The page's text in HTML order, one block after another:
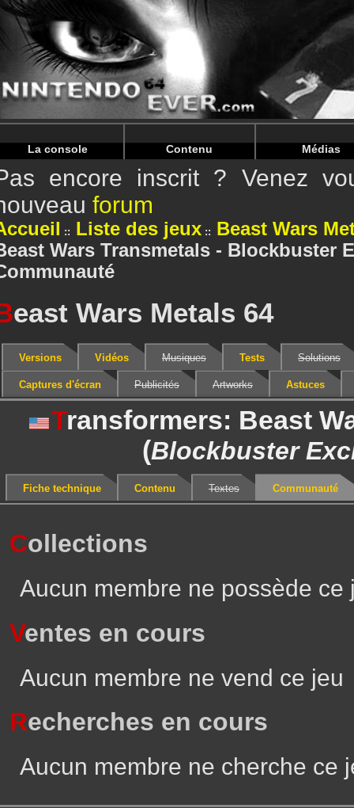
Warning: Undefined array key "HTTP_REFERER" in /
Warning: Undefined array key "HTTP_REFERER" in /
La console Contenu Médias
encore inscrit ? Venez
forum
Liste des jeux
Beast Wars
Wars Transmetals - Blockbuster
east Wars Metals 64
Versions Vidéos Musiques Tests Solutions
Captures d'écran Publicités Artworks Astuces
Transformers: Beast
(Blockbuster
Fiche technique Contenu Textes Communauté
Collections
Aucun membre ne possède ce
Ventes en cours
Aucun membre ne vend ce jeu
Recherches en cours
Aucun membre ne cherche ce